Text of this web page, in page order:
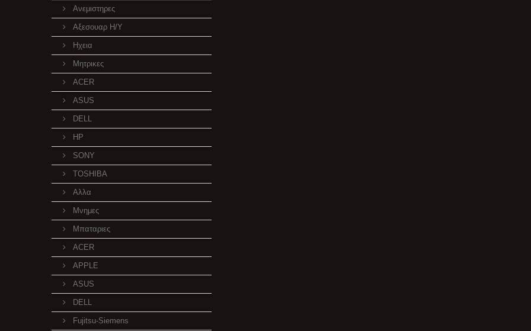
Ανεμιστηρες
Αξεσουαρ Η/Υ
Ηχεια
Μητρικες
ACER
ASUS
DELL
HP
SONY
TOSHIBA
Αλλα
Μνημες
Μπαταριες
ACER
APPLE
ASUS
DELL
Fujitsu-Siemens